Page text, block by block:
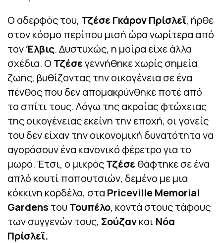
Ο αδερφός του, Τζέσε Γκάρον Πρίσλεϊ, ήρθε
στον κόσμο περίπου μισή ώρα νωρίτερα από
τονΈλβις. Δυστυχώς, η μοίρα είχε άλλα
σχέδια. Ο Τζέσεγεννήθηκε χωρίς σημεία
ζωής, βυθίζοντας την οικογένεια σε ένα
πένθος που δεν απομακρύνθηκε ποτέ από
το σπίτι τους. Λόγω της ακραίας φτώχειας
της οικογένειας εκείνη την εποχή, οι γονείς
του δεν είχαν την οικονομική δυνατότητα να
αγοράσουν ένα κανονικό φέρετρο για το
μωρό. Έτσι, ο μικρόςΤζέσεθάφτηκε σε ένα
απλό κουτί παπουτσιών, δεμένο με μια
κόκκινη κορδέλα, στα Priceville Memorial
Gardens του Τουπέλο, κοντά στους τάφους
των συγγενών τους, Σούζανκαι Νόα
Πρίσλεϊ.